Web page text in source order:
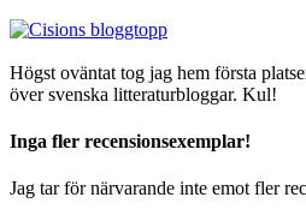
Högst oväntat tog jag hem första
över svenska litteraturbloggar. Kul!
Inga fler recensionsexemplar!
Jag tar för närvarande inte emot fler